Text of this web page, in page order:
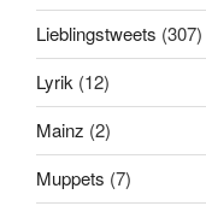
Lieblingstweets (307)
Lyrik (12)
Mainz (2)
Muppets (7)